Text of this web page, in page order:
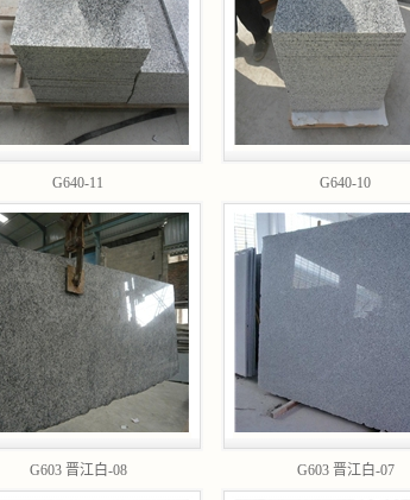
G640-11 G640-10
G603 晋江白-08 G603 晋江白-07